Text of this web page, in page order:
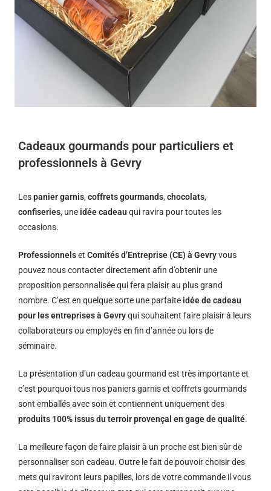
Cadeaux gourmands pour particuliers et
professionnels à Gevry
Lespanier garnis,coffrets gourmands,chocolats,
confiseries, une idée cadeau qui ravira pour toutes les
occasions.
Professionnelset Comités d’Entreprise (CE) à Gevryvous
pouvez nous contacter directement afin d’obtenir une
proposition personnalisée qui fera plaisir au plus grand
nombre. C’est en quelque sorte une parfaite idée de cadeau
pour les entreprises à Gevryqui souhaitent faire plaisir à leurs
collaborateurs ou employés en fin d’année ou lors de
séminaire.
La présentation d’un cadeau gourmand est très importante et
c’est pourquoi tous nos paniers garnis et coffrets gourmands
sont emballés avec soin et contiennent uniquement des
produits 100% issus du terroir provençal en gage de qualité.
La meilleure façon de faire plaisir à un proche est bien sûr de
personnaliser son cadeau. Outre le fait de pouvoir choisir des
mets qui raviront leurs papilles, lors de votre commande il vous